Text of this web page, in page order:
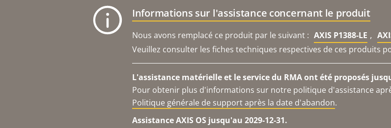
Informations sur l'assistance concernant le produit
Nous avons remplacé ce produit par le suivant : AXIS P1388-LE ,
Veuillez consulter les fiches techniques respectives de ces produits
L'assistance matérielle et le service du RMA ont été proposés
Pour obtenir plus d'informations sur notre politique d'assistance
Politique générale de support après la date d'abandon.
Assistance AXIS OS jusqu'au 2029-12-31.